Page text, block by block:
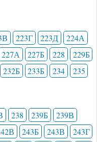
223Г 223Д
224А
227А 227Б 228
229Б
232Б 233Б 234 235
238 239Б
239В
243Б 243В
243Г